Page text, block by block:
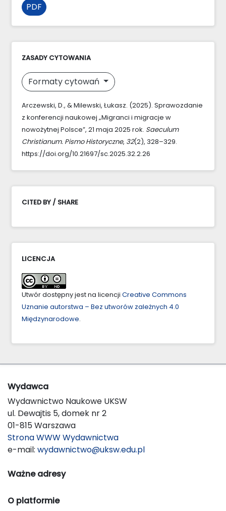
PDF
ZASADY CYTOWANIA
Formaty cytowań
Arczewski, D., & Milewski, Łukasz. (2025). Sprawozdanie
z konferencji naukowej „Migranci i migracje w
nowożytnej Polsce”, 21 maja 2025 rok. Saeculum
Christianum. Pismo Historyczne, 32(2), 328–329.
https://doi.org/10.21697/sc.2025.32.2.26
CITED BY / SHARE
LICENCJA
Utwór dostępny jest na licencji Creative Commons
Uznanie autorstwa – Bez utworów zależnych 4.0
Międzynarodowe.
Wydawca
Wydawnictwo Naukowe UKSW
ul. Dewajtis 5, domek nr 2
01-815 Warszawa
Strona WWW Wydawnictwa
e-mail: wydawnictwo@uksw.edu.pl
Ważne adresy
O platformie